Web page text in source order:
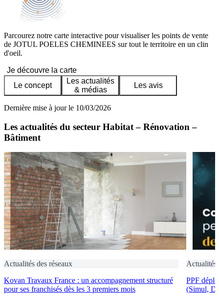
Parcourez notre carte interactive pour visualiser les points de vente
de JOTUL POELES CHEMINEES sur tout le territoire en un clin
d'oeil.
Je découvre la carte
Le concept
Les actualités
& médias
Les avis
Dernière mise à jour le 10/03/2026
Les actualités du secteur Habitat – Rénovation –
Bâtiment
Actualités des réseaux
Kovan Travaux France : un accompagnement structuré
pour ses franchisés dès les 3 premiers mois
Actualités
PPF
(Simul,